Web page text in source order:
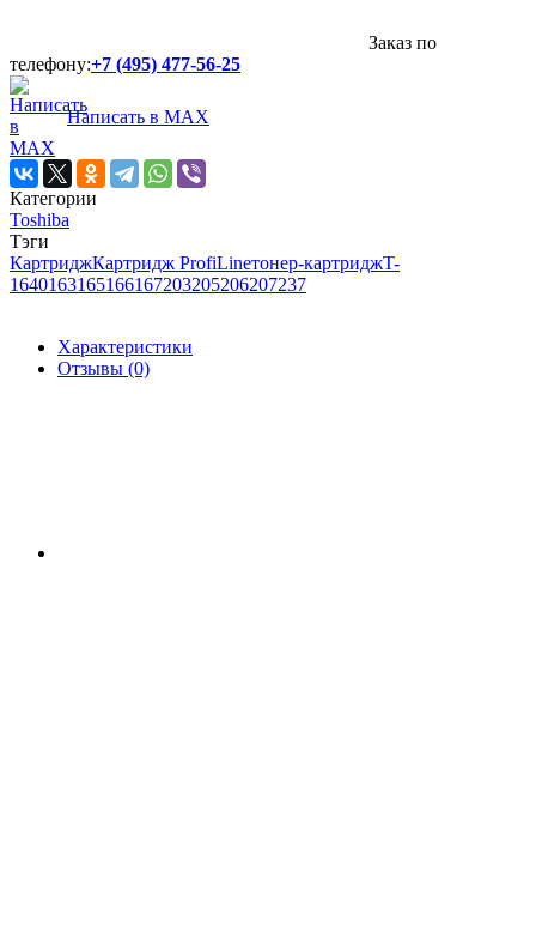
Заказ по
телефону:+7 (495) 477-56-25
Написать в MAX
Категории
Toshiba
Тэги
КартриджКартридж ProfiLineтонер-картриджT-
1640163165166167203205206207237
Характеристики
Отзывы (0)